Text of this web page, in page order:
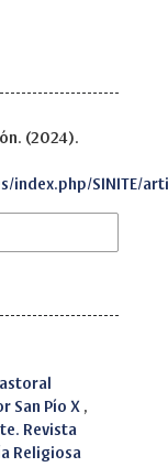
(2024).
index.php/SINITE/
San Pío X ,
Revista
Religiosa